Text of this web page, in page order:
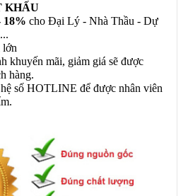
KHẤU
18% cho Đại Lý - Nhà Thầu - Dự
lớn
khuyến mãi, giảm giá sẽ được
hàng.
số HOTLINE để được nhân viên